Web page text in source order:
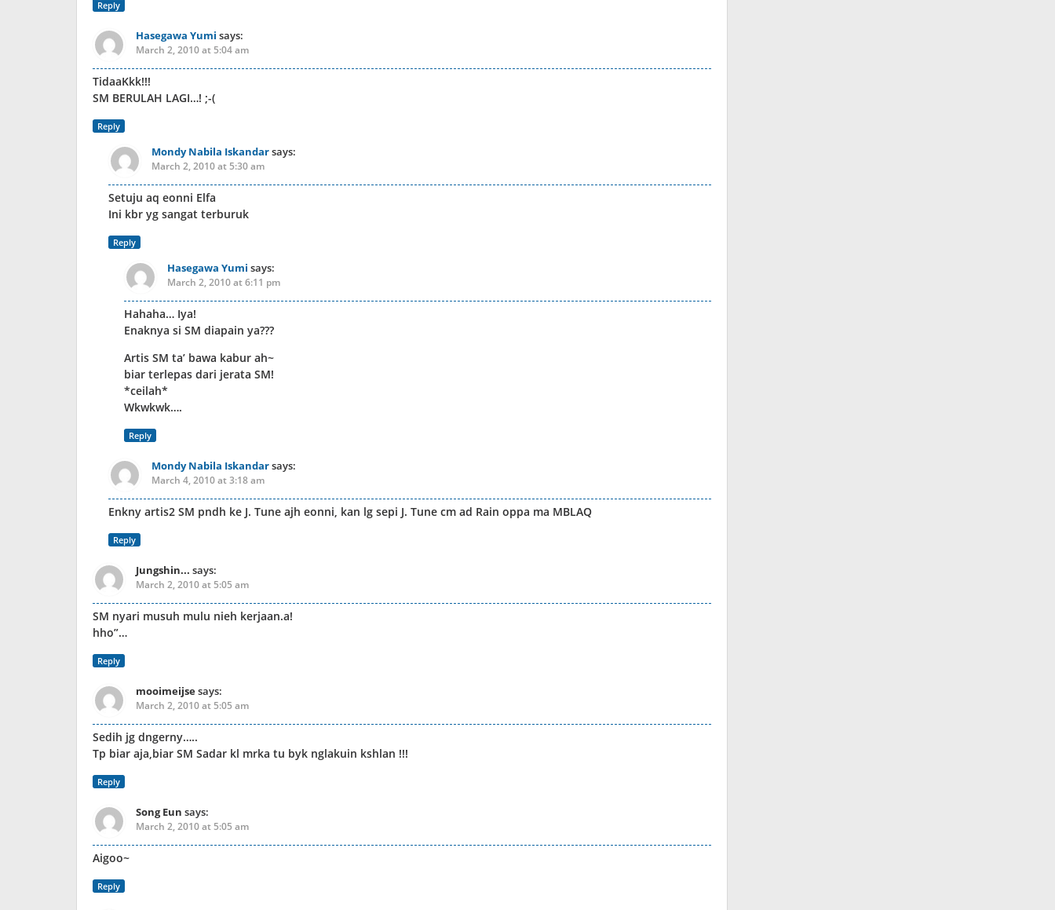
Reply
Hasegawa Yumi says:
March 2, 2010 at 5:04 am
TidaaKkk!!!
SM BERULAH LAGI…! ;-(
Reply
Mondy Nabila Iskandarsays:
March 2, 2010 at 5:30 am
Setuju aq eonni Elfa
Ini kbr yg sangat terburuk
Reply
Hasegawa Yumi says:
March 2, 2010 at 6:11 pm
Hahaha… Iya!
Enaknya si SM diapain ya???
Artis SM ta’ bawa kabur ah~
biar terlepas dari jerata SM!
*ceilah*
Wkwkwk….
Reply
Mondy Nabila Iskandarsays:
March 4, 2010 at 3:18 am
Enkny artis2 SM pndh ke J. Tune ajh eonni, kan lg sepi J. Tune cm ad Rain oppa ma MBLAQ
Reply
Jungshin... says:
March 2, 2010 at 5:05 am
SM nyari musuh mulu nieh kerjaan.a!
hho”…
Reply
mooimeijsesays:
March 2, 2010 at 5:05 am
Sedih jg dngerny…..
Tp biar aja,biar SM Sadar kl mrka tu byk nglakuin kshlan !!!
Reply
Song Eun says:
March 2, 2010 at 5:05 am
Aigoo~
Reply